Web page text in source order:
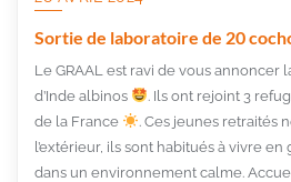
Sortie de laboratoire de 20
Le GRAAL est ravi de vous annoncer
d’Inde albinos
. Ils ont rejoint 3
de la France
. Ces jeunes retraités
l’extérieur, ils sont habitués à vivre
dans un environnement calme.